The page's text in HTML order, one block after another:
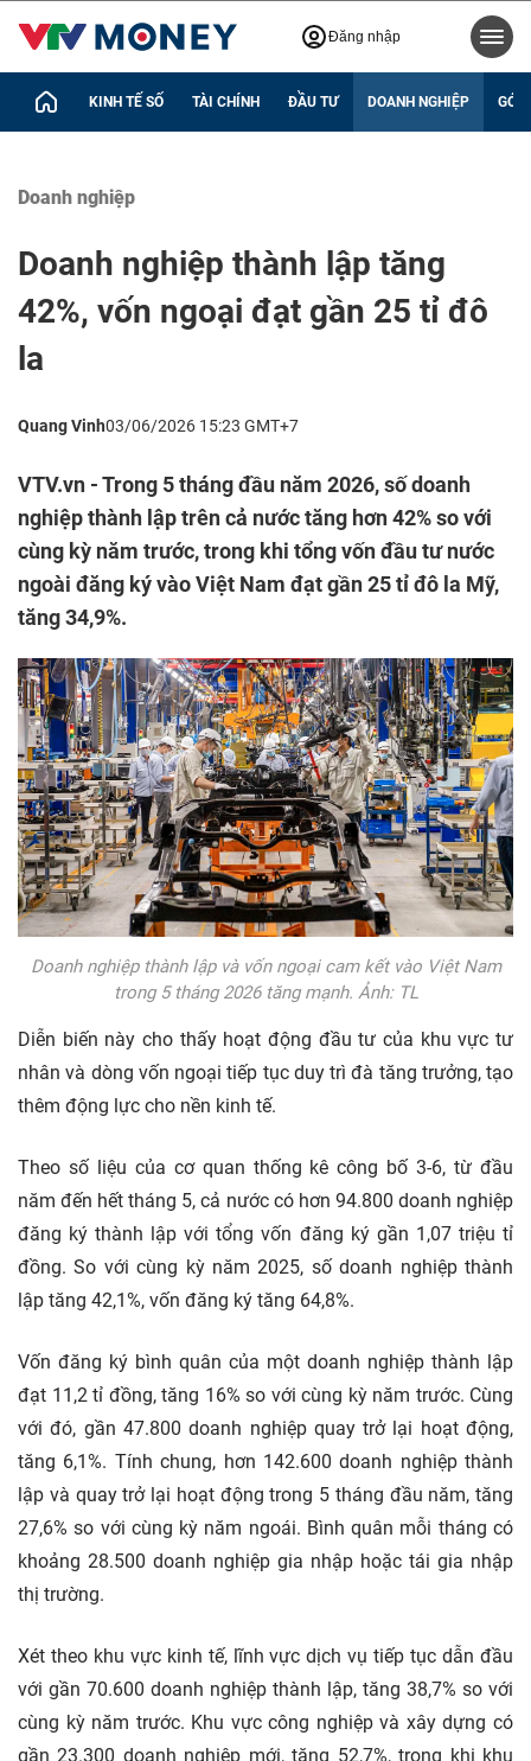
Đăng nhập
KINH TẾ SỐ TÀI CHÍNH ĐẦU TƯ DOANH NGHIỆP GÓC
Doanh nghiệp
Doanh nghiệp thành lập tăng
42%, vốn ngoại đạt gần 25 tỉ đô
la
Quang Vinh03/06/2026 15:23 GMT+7
VTV.vn - Trong 5 tháng đầu năm 2026, số doanh
nghiệp thành lập trên cả nước tăng hơn 42% so với
cùng kỳ năm trước, trong khi tổng vốn đầu tư nước
ngoài đăng ký vào Việt Nam đạt gần 25 tỉ đô la Mỹ,
tăng 34,9%.
Doanh nghiệp thành lập và vốn ngoại cam kết vào Việt Nam
trong 5 tháng 2026 tăng mạnh. Ảnh: TL
Diễn biến này cho thấy hoạt động đầu tư của khu vực tư
nhân và dòng vốn ngoại tiếp tục duy trì đà tăng trưởng, tạo
thêm động lực cho nền kinh tế.
Theo số liệu của cơ quan thống kê công bố 3-6, từ đầu
năm đến hết tháng 5, cả nước có hơn 94.800 doanh nghiệp
đăng ký thành lập với tổng vốn đăng ký gần 1,07 triệu tỉ
đồng. So với cùng kỳ năm 2025, số doanh nghiệp thành
lập tăng 42,1%, vốn đăng ký tăng 64,8%.
Vốn đăng ký bình quân của một doanh nghiệp thành lập
đạt 11,2 tỉ đồng, tăng 16% so với cùng kỳ năm trước. Cùng
với đó, gần 47.800 doanh nghiệp quay trở lại hoạt động,
tăng 6,1%. Tính chung, hơn 142.600 doanh nghiệp thành
lập và quay trở lại hoạt động trong 5 tháng đầu năm, tăng
27,6% so với cùng kỳ năm ngoái. Bình quân mỗi tháng có
khoảng 28.500 doanh nghiệp gia nhập hoặc tái gia nhập
thị trường.
Xét theo khu vực kinh tế, lĩnh vực dịch vụ tiếp tục dẫn đầu
với gần 70.600 doanh nghiệp thành lập, tăng 38,7% so với
cùng kỳ năm trước. Khu vực công nghiệp và xây dựng có
gần 23.300 doanh nghiệp mới, tăng 52,7%, trong khi khu